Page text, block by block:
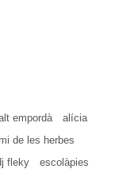
empordà
alícia
de les herbes
fleky
escolàpies